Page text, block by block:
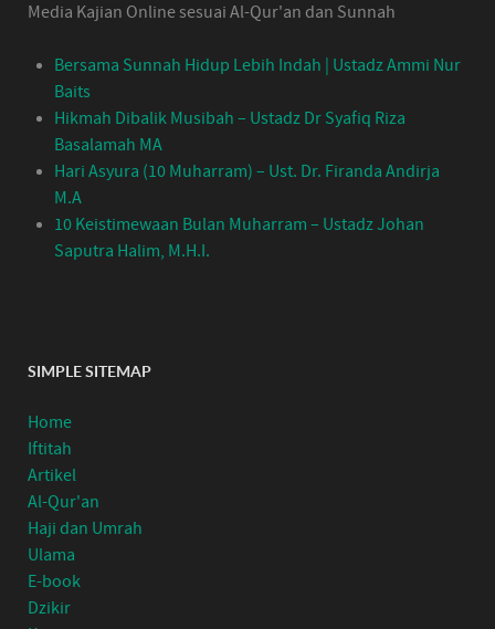
Media Kajian Online sesuai Al-Qur'an dan Sunnah
Bersama Sunnah Hidup Lebih Indah | Ustadz Ammi Nur
Baits
Hikmah Dibalik Musibah – Ustadz Dr Syafiq Riza
Basalamah MA
Hari Asyura (10 Muharram) – Ust. Dr. Firanda Andirja
M.A
10 Keistimewaan Bulan Muharram – Ustadz Johan
Saputra Halim, M.H.I.
SIMPLE SITEMAP
Home
Iftitah
Artikel
Al-Qur'an
Haji dan Umrah
Ulama
E-book
Dzikir